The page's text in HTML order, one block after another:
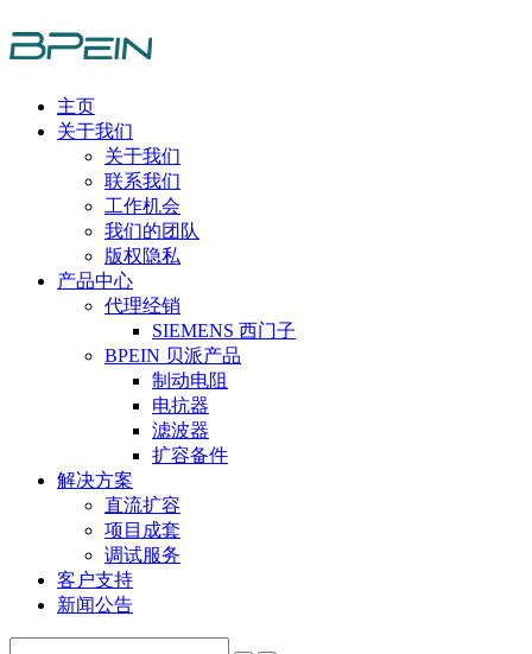
主页
关于我们
关于我们
联系我们
工作机会
我们的团队
版权隐私
产品中心
代理经销
SIEMENS 西门子
BPEIN 贝派产品
制动电阻
电抗器
滤波器
扩容备件
解决方案
直流扩容
项目成套
调试服务
客户支持
新闻公告